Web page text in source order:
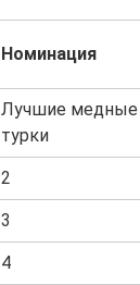
Номинация
Лучшие медные
турки
2
3
4